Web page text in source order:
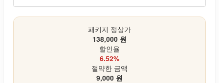
패키지 정상가
138,000 원
할인율
6.52%
절약한 금액
9,000 원